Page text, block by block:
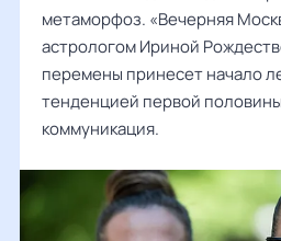
метаморфоз. «Вечерняя
астрологом Ириной
перемены принесет начало
тенденцией первой
коммуникация.